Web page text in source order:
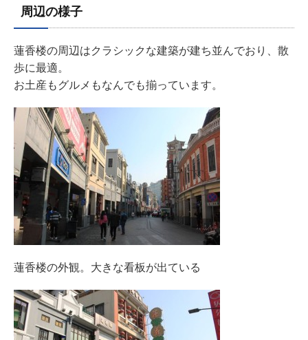
周辺の様子
蓮香楼の周辺はクラシックな建築が建ち並んでおり、散
歩に最適。
お土産もグルメもなんでも揃っています。
蓮香楼の外観。大きな看板が出ている